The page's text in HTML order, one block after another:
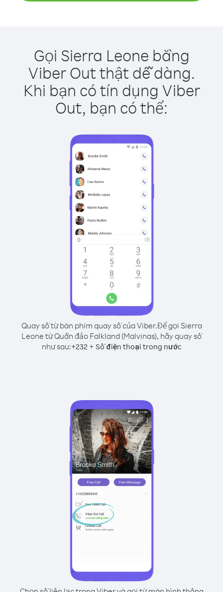
Gọi Sierra Leone bằng
Viber Out thật dễ dàng.
Khi bạn có tín dụng Viber
Out, bạn có thể:
Quay số từ bàn phím quay số của Viber.Để gọi Sierra
Leone từ Quần đảo Falkland (Malvinas), hãy quay số
như sau:+232+ Số điện thoại trong nước